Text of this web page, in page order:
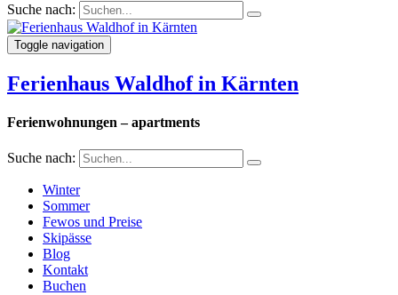
Suche nach:
Toggle navigation
Ferienhaus Waldhof in Kärnten
Ferienwohnungen – apartments
Suche nach:
Winter
Sommer
Fewos und Preise
Skipässe
Blog
Kontakt
Buchen